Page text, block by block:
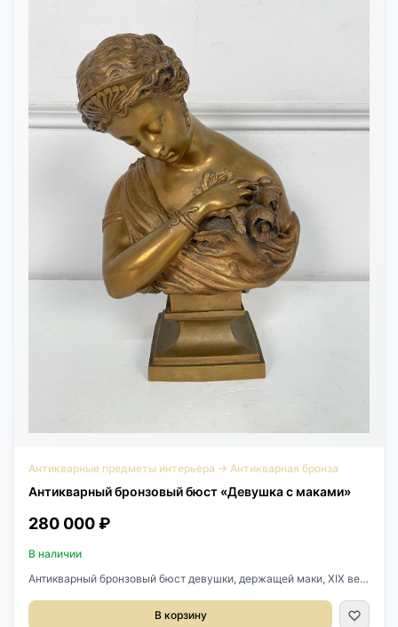
располагается на том самом месте, где великий французский
писатель пять раз пытался свести счеты с жизнью.
Антикварные предметы интерьера → Антикварная бронза
Антикварный бронзовый бюст «Девушка с маками»
280 000 ₽
В наличии
Антикварный бронзовый бюст девушки, держащей маки, XIX век,
В корзину